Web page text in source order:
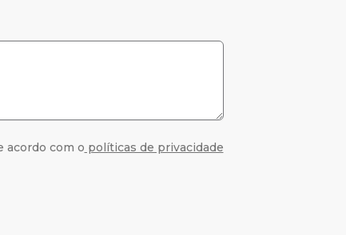
acordo com o políticas de privacidade